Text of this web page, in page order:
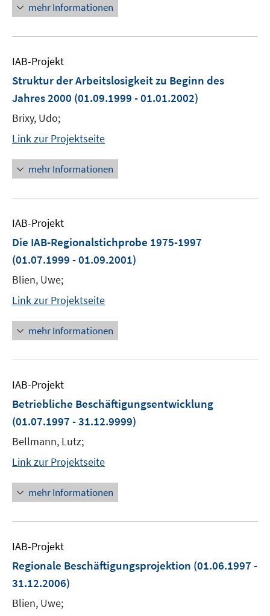
mehr Informationen
IAB-Projekt
Struktur der Arbeitslosigkeit zu Beginn des
Jahres 2000 (01.09.1999 - 01.01.2002)
Brixy, Udo;
Link zur Projektseite
mehr Informationen
IAB-Projekt
Die IAB-Regionalstichprobe 1975-1997
(01.07.1999 - 01.09.2001)
Blien, Uwe;
Link zur Projektseite
mehr Informationen
IAB-Projekt
Betriebliche Beschäftigungsentwicklung
(01.07.1997 - 31.12.9999)
Bellmann, Lutz;
Link zur Projektseite
mehr Informationen
IAB-Projekt
Regionale Beschäftigungsprojektion (01.06.1997 -
31.12.2006)
Blien, Uwe;